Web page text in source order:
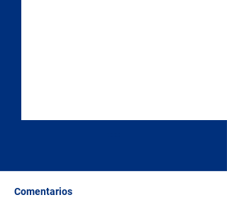
Comentarios